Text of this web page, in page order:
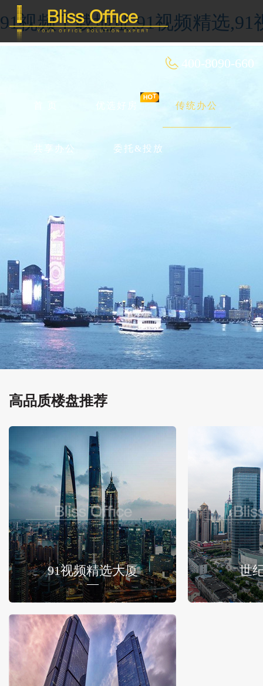
91视频下载地址,91视频精选
400-8090-660
优选好房 传统办公
共享办公 委托&投放
高品质楼盘推荐
91视频精选大厦 世